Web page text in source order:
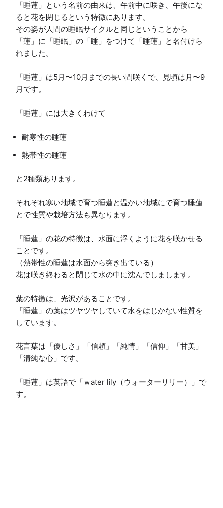
「睡蓮」という名前の由来は、午前中に咲き、午後にな
ると花を閉じるという特徴にあります。
その姿が人間の睡眠サイクルと同じということから
「蓮」に「睡眠」の「睡」をつけて「睡蓮」と名付けら
れました。
「睡蓮」は5月〜10月までの長い間咲くで、見頃は月〜9
月です。
「睡蓮」には大きくわけて
耐寒性の睡蓮
熱帯性の睡蓮
と2種類あります。
それぞれ寒い地域で育つ睡蓮と温かい地域にで育つ睡蓮
とで性質や栽培方法も異なります。
「睡蓮」の花の特徴は、水面に浮くように花を咲かせる
ことです。
（熱帯性の睡蓮は水面から突き出ている）
花は咲き終わると閉じて水の中に沈んでしまします。
葉の特徴は、光沢があることです。
「睡蓮」の葉はツヤツヤしていて水をはじかない性質を
しています。
花言葉は「優しさ」「信頼」「純情」「信仰」「甘美」
「清純な心」です。
「睡蓮」は英語で「ｗater lily（ウォーターリリー）」で
す。